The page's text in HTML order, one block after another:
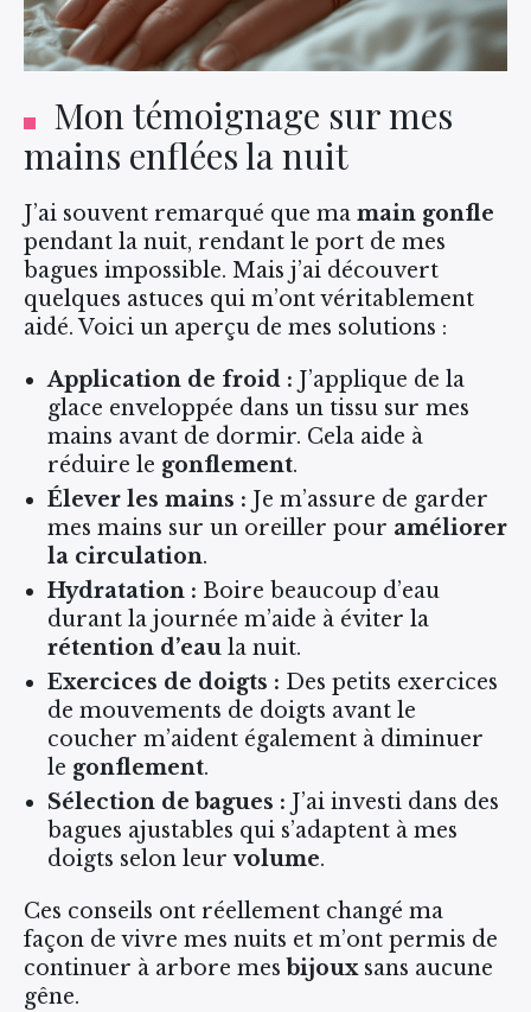
Mon témoignage sur mes
mains enflées la nuit
J’ai souvent remarqué que ma main gonfle
pendant la nuit, rendant le port de mes
bagues impossible. Mais j’ai découvert
quelques astuces qui m’ont véritablement
aidé. Voici un aperçu de mes solutions :
Application de froid : J’applique de la
glace enveloppée dans un tissu sur mes
mains avant de dormir. Cela aide à
réduire le gonflement.
Élever les mains : Je m’assure de garder
mes mains sur un oreiller pour améliorer
la circulation.
Hydratation : Boire beaucoup d’eau
durant la journée m’aide à éviter la
rétention d’eau la nuit.
Exercices de doigts : Des petits exercices
de mouvements de doigts avant le
coucher m’aident également à diminuer
le gonflement.
Sélection de bagues : J’ai investi dans des
bagues ajustables qui s’adaptent à mes
doigts selon leurvolume.
Ces conseils ont réellement changé ma
façon de vivre mes nuits et m’ont permis de
continuer à arbore mes bijouxsans aucune
gêne.